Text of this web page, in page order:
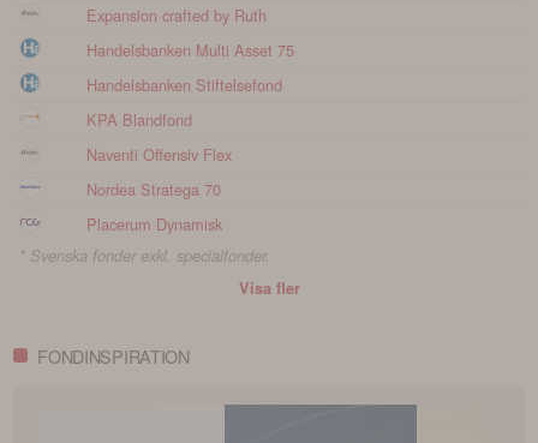
Expansion crafted by Ruth
Handelsbanken Multi Asset 75
Handelsbanken Stiftelsefond
KPA Blandfond
Naventi Offensiv Flex
Nordea Stratega 70
Placerum Dynamisk
* Svenska fonder exkl. specialfonder.
Visa fler
FONDINSPIRATION